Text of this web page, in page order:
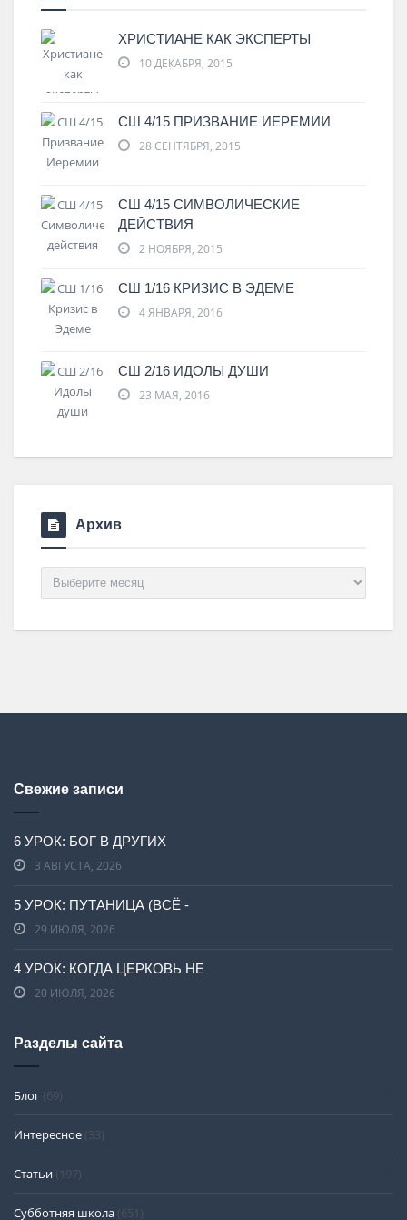
ХРИСТИАНЕ КАК ЭКСПЕРТЫ
10 ДЕКАБРЯ, 2015
СШ 4/15 ПРИЗВАНИЕ ИЕРЕМИИ
28 СЕНТЯБРЯ, 2015
СШ 4/15 СИМВОЛИЧЕСКИЕ
ДЕЙСТВИЯ
2 НОЯБРЯ, 2015
СШ 1/16 КРИЗИС В ЭДЕМЕ
4 ЯНВАРЯ, 2016
СШ 2/16 ИДОЛЫ ДУШИ
23 МАЯ, 2016
Архив
Архив
Свежие записи
6 УРОК: БОГ В ДРУГИХ
3 АВГУСТА, 2026
5 УРОК: ПУТАНИЦА (ВСЁ -
29 ИЮЛЯ, 2026
4 УРОК: КОГДА ЦЕРКОВЬ НЕ
20 ИЮЛЯ, 2026
Разделы сайта
Блог (69)
Интересное (33)
Статьи (197)
Субботняя школа (651)